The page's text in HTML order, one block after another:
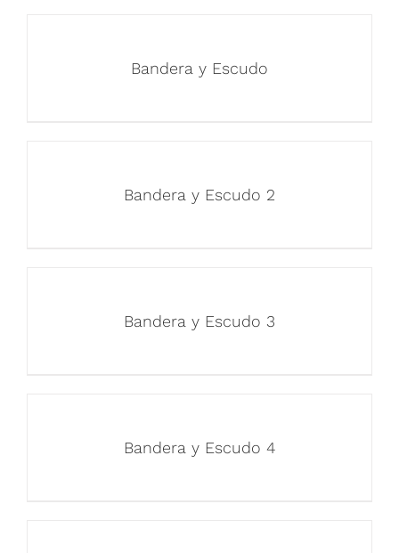
Bandera y Escudo
Bandera y Escudo 2
Bandera y Escudo 3
Bandera y Escudo 4